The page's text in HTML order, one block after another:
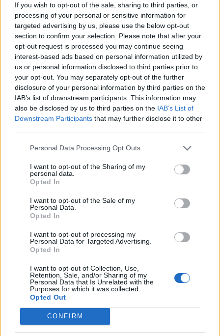
If you wish to opt-out of the sale, sharing to third parties, or
processing of your personal or sensitive information for
targeted advertising by us, please use the below opt-out
section to confirm your selection. Please note that after your
opt-out request is processed you may continue seeing
interest-based ads based on personal information utilized by
us or personal information disclosed to third parties prior to
your opt-out. You may separately opt-out of the further
disclosure of your personal information by third parties on the
IAB’s list of downstream participants. This information may
also be disclosed by us to third parties on the IAB’s List of
Downstream Participants that may further disclose it to other
Personal Data Processing Opt Outs
I want to opt-out of the Sharing of my
personal data.
Opted In
I want to opt-out of the Sale of my
Personal Data.
Opted In
I want to opt-out of processing my
Personal Data for Targeted Advertising.
Opted In
I want to opt-out of Collection, Use,
Retention, Sale, and/or Sharing of my
Personal Data that Is Unrelated with the
Purposes for which it was collected.
Opted Out
CONFIRM